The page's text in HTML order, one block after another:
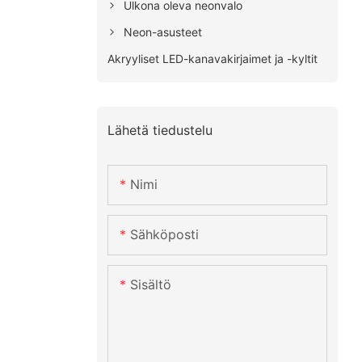
Ulkona oleva neonvalo
Neon-asusteet
Akryyliset LED-kanavakirjaimet ja -kyltit
Lähetä tiedustelu
Nimi
Sähköposti
Sisältö